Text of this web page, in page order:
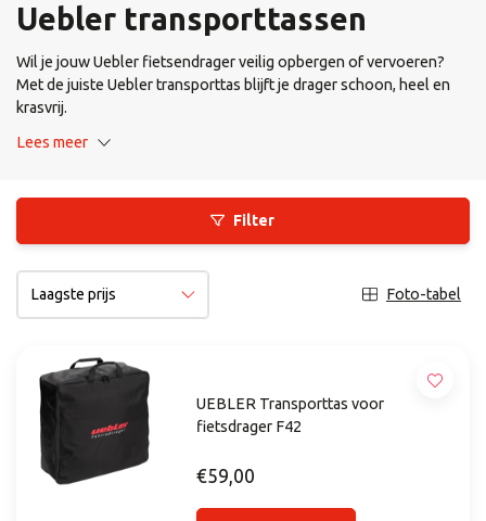
Uebler transporttassen
Wil je jouw Uebler fietsendrager veilig opbergen of vervoeren?
Met de juiste Uebler transporttas blijft je drager schoon, heel en
krasvrij.
Lees meer
Filter
Foto-tabel
UEBLER Transporttas voor
fietsdrager F42
€59,00